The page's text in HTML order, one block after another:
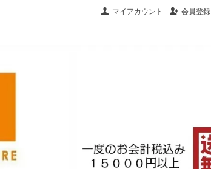
会員登録
マイアカウント